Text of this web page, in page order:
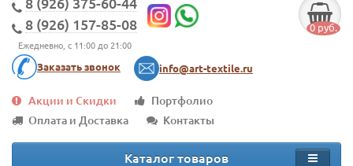
8 (926) 157-85-08
Ежедневно, с 11:00 до 21:00
Заказать звонок info@art-textile.ru
0 руб.
Акции и Скидки
Портфолио
Оплата и Доставка
Контакты
Каталог товаров